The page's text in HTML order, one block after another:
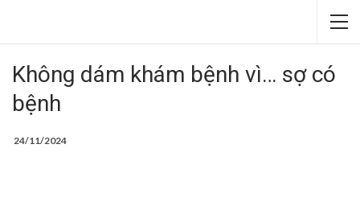
Không dám khám bệnh vì… sợ có
bệnh
24/11/2024